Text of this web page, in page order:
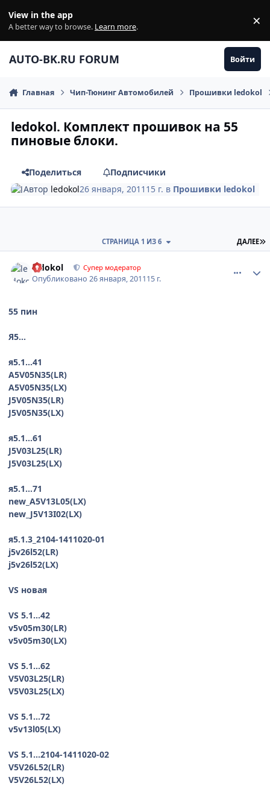
View in the app
A better way to browse. Learn more. ×
AUTO-BK.RU FORUM Войти
Главная Чип-Тюнинг Автомобилей Прошивки ledokol
ledokol. Комплект прошивок на 55
пиновые блоки.
Поделиться
Подписчики
Автор ledokol26 января, 2011 15 г. в Прошивки ledokol
ДАЛЕЕ
СТРАНИЦА 1 ИЗ 6
ledokol Супер модератор
Опубликовано26 января, 201115 г.
55 пин
Я5...
я5.1...41
A5V05N35(LR)
A5V05N35(LX)
J5V05N35(LR)
J5V05N35(LX)
я5.1...61
J5V03L25(LR)
J5V03L25(LX)
я5.1...71
new_A5V13L05(LX)
new_J5V13I02(LX)
я5.1.3_2104-1411020-01
j5v26l52(LR)
j5v26l52(LX)
VS новая
VS 5.1...42
v5v05m30(LR)
v5v05m30(LX)
VS 5.1...62
V5V03L25(LR)
V5V03L25(LX)
VS 5.1...72
v5v13l05(LX)
VS 5.1...2104-1411020-02
V5V26L52(LR)
V5V26L52(LX)